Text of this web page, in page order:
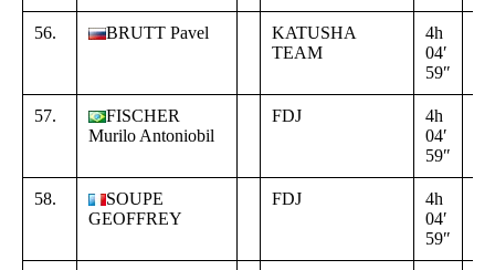
56. BRUTT Pavel
KATUSHA
TEAM
4h
04′
59″
57.
FISCHER
Murilo Antoniobil
FDJ
4h
04′
59″
58.
SOUPE
GEOFFREY
FDJ
4h
04′
59″